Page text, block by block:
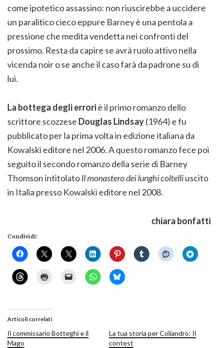
come ipotetico assassino: non riuscirebbe a uccidere
un paralitico cieco eppure Barney è una pentola a
pressione che medita vendetta nei confronti del
prossimo. Resta da capire se avrà ruolo attivo nella
vicenda noir o se anche il caso farà da padrone su di
lui.
La bottega degli erroriè il primo romanzo dello
scrittore scozzese Douglas Lindsay(1964) e fu
pubblicato per la prima volta in edizione italiana da
Kowalski editore nel 2006. A questo romanzo fece poi
seguito il secondo romanzo della serie di Barney
Thomson intitolatoIl monastero dei lunghi coltelliuscito
in Italia presso Kowalski editore nel 2008.
chiara bonfatti
Condividi:
Articoli correlati
Il commissario Botteghi e il
Mago
La tua storia per Coliandro: Il
contest